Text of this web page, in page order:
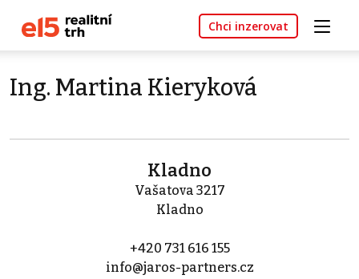
Chci inzerovat
Ing. Martina Kieryková
Kladno
Vašatova 3217
Kladno
+420 731 616 155
info@jaros-partners.cz